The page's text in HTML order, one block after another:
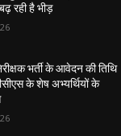
रही है भीड़
भर्ती के आवेदन की तिथि
के शेष अभ्यर्थियों के